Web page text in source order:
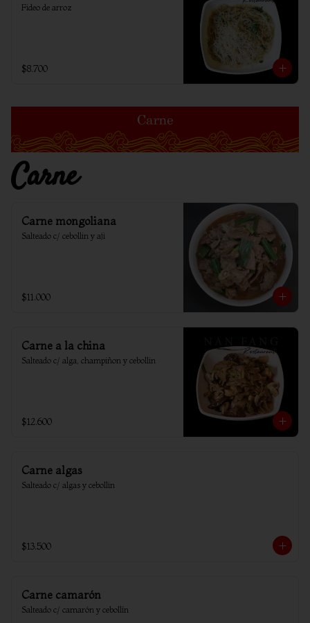
Fideo de arroz
$8.700
Carne
Carne mongoliana
Salteado c/ cebollin y aji
$11.000
Carne a la china
Salteado c/ alga, champiñon y cebollin
$12.600
Carne algas
Salteado c/ algas y cebollin
$13.500
Carne camarón
Salteado c/ camarón y cebollín